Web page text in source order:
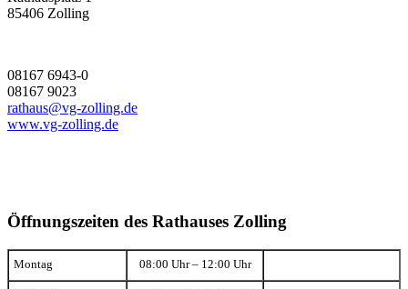
85406 Zolling
08167 6943-0
08167 9023
rathaus@vg-zolling.de
www.vg-zolling.de
Öffnungszeiten des Rathauses Zolling
Montag 08:00 Uhr – 12:00 Uhr